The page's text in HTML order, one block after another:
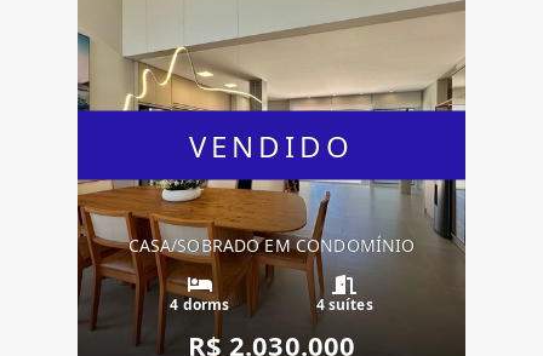
VENDIDO
CASA/SOBRADO EM CONDOMÍNIO
4 dorms 4 suítes
R$ 2.030.000